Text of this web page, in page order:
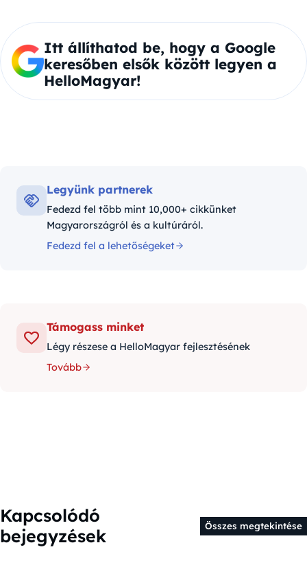
Itt állíthatod be, hogy a Google
keresőben elsők között legyen a
HelloMagyar!
Legyünk partnerek
Fedezd fel több mint 10,000+ cikkünket
Magyarországról és a kultúráról.
Fedezd fel a lehetőségeket
Támogass minket
Légy részese a HelloMagyar fejlesztésének
Tovább
Kapcsolódó
bejegyzések
Összes megtekintése